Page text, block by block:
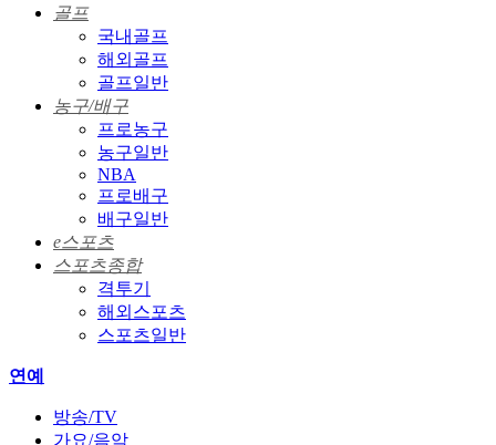
골프
국내골프
해외골프
골프일반
농구/배구
프로농구
농구일반
NBA
프로배구
배구일반
e스포츠
스포츠종합
격투기
해외스포츠
스포츠일반
연예
방송/TV
가요/음악